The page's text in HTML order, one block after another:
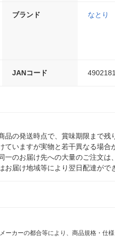
ブランド なとり
JANコード
の発送時点で、賞味期限まで
ていますが実物と若干異なる場
のお届け先への大量のご注文は
届け地域等により翌日配達がで
カーの都合等により、商品規格・仕